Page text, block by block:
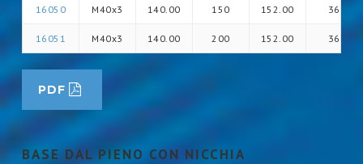
16050 M40x3 140.00 150 152.00 36
16051 M40x3 140.00 200 152.00 36
PDF
BASE DAL PIENO CON NICCHIA